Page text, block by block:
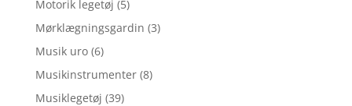
Motorik legetøj (5)
Mørklægningsgardin (3)
Musik uro (6)
Musikinstrumenter (8)
Musiklegetøj (39)